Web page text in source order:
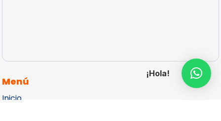
Menú
Inicio
¡Hola!